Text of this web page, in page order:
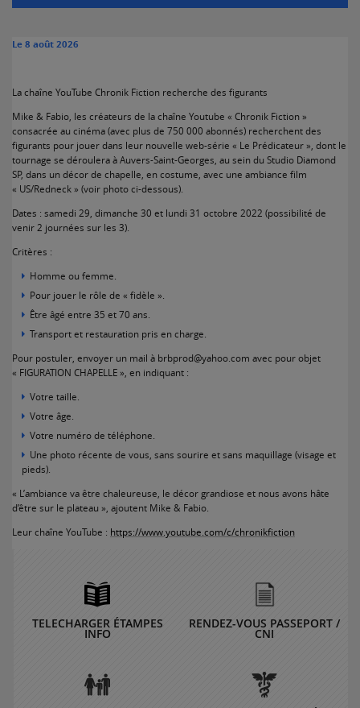
Le8 août 2026
La chaîne YouTube Chronik Fiction recherche des figurants
Mike & Fabio, les créateurs de la chaîne Youtube « Chronik Fiction »
consacrée au cinéma (avec plus de 750 000 abonnés) recherchent des
figurants pour jouer dans leur nouvelle web-série « Le Prédicateur », dont le
tournage se déroulera à Auvers-Saint-Georges, au sein du Studio Diamond
SP, dans un décor de chapelle, en costume, avec une ambiance film
« US/Redneck » (voir photo ci-dessous).
Dates : samedi 29, dimanche 30 et lundi 31 octobre 2022 (possibilité de
venir 2 journées sur les 3).
Critères :
Homme ou femme.
Pour jouer le rôle de « fidèle ».
Être âgé entre 35 et 70 ans.
Transport et restauration pris en charge.
Pour postuler, envoyer un mail à brbprod@yahoo.com avec pour objet
« FIGURATION CHAPELLE », en indiquant :
Votre taille.
Votre âge.
Votre numéro de téléphone.
Une photo récente de vous, sans sourire et sans maquillage (visage et
pieds).
« L’ambiance va être chaleureuse, le décor grandiose et nous avons hâte
d’être sur le plateau », ajoutent Mike & Fabio.
Leur chaîne YouTube : https://www.youtube.com/c/chronikfiction
TELECHARGER ÉTAMPES
INFO
RENDEZ-VOUS PASSEPORT /
CNI